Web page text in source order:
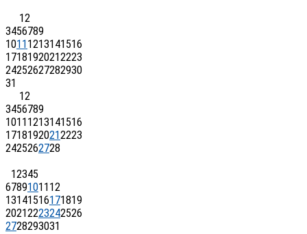
12
3456789
1011 1213141516
17181920212223
24252627282930
31
12
3456789
1011 1213141516
17181920212223
2425262728
12345
67891011 12
13141516171819
20212223242526
2728293031